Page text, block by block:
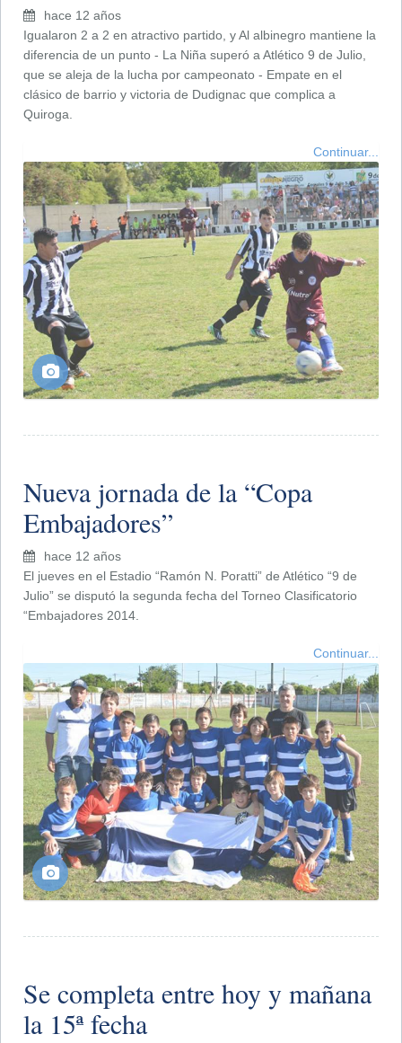
hace 12 años
Igualaron 2 a 2 en atractivo partido, y Al albinegro mantiene la
diferencia de un punto - La Niña superó a Atlético 9 de Julio,
que se aleja de la lucha por campeonato - Empate en el
clásico de barrio y victoria de Dudignac que complica a
Quiroga.
Continuar...
Nueva jornada de la “Copa
Embajadores”
hace 12 años
El jueves en el Estadio “Ramón N. Poratti” de Atlético “9 de
Julio” se disputó la segunda fecha del Torneo Clasificatorio
“Embajadores 2014.
Continuar...
Se completa entre hoy y mañana
la 15ª fecha